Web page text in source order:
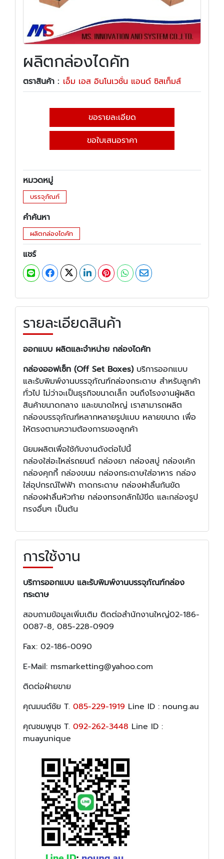
ผลิตกล่องไดคัท
ตราสินค้า : เอ็ม เอส อินโนเวชั่น แอนด์ ซิสเท็มส์
ขอรายละเอียด
ขอใบเสนอราคา
หมวดหมู่
บรรจุภัณฑ์
คำค้นหา
ผลิตกล่องไดคัท
แชร์
รายละเอียดสินค้า
ออกแบบ ผลิตและจำหน่าย กล่องไดคัท
กล่องออฟเซ็ท (Off Set Boxes) บริการออกแบบ
และรับพิมพ์งานบรรจุภัณฑ์กล่องกระดาษ สำหรับลูกค้า
ทั่วไป ไม่ว่าจะเป็นธุรกิจขนาดเล็ก จนถึงโรงงานผู้ผลิต
สินค้าขนาดกลาง และขนาดใหญ่ เราสามารถผลิต
กล่องบรรจุภัณฑ์หลากหลายรูปแบบ หลายขนาด เพื่อ
ให้ตรงตามความต้องการของลูกค้า
นิยมผลิตเพื่อใช้กับงานดังต่อไปนี้
กล่องใส่อะไหล่รถยนต์ กล่องยา กล่องสบู่ กล่องเค้ก
กล่องคุกกี้ กล่องขนม กล่องกระดาษใส่อาหาร กล่อง
ใส่อุปกรณ์ไฟฟ้า ถาดกระดาษ กล่องฝาลิ้นก้นขัด
กล่องฝาลิ้นหัวท้าย กล่องทรงกลักไม้ขีด และกล่องรูป
ทรงอื่นๆ เป็นต้น
การใช้งาน
บริการออกแบบ และรับพิมพ์งานบรรจุภัณฑ์กล่อง
กระดาษ
สอบถามข้อมูลเพิ่มเติม ติดต่อสำนักงานใหญ่02-186-
0087-8, 085-228-0909
Fax: 02-186-0090
E-Mail: msmarketting@yahoo.com
ติดต่อฝ่ายขาย
คุณมนต์ชัย T. 085-229-1919 Line ID : noung.au
คุณชมพูนุช T. 092-262-3448 Line ID :
muayunique